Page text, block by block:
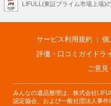
不動産・住宅
不動産査定 マンション専門売却
不動産アーカイブ
空き家バンク
不動産用語集 住まいのお役立ち
アプリ 不動産データ
LIFULL(東証プライム市場上場)
サービス利用規約
個
評価・口コミガイドラ
ご意見
みんなの遺品整理は、株式会社
認定協会、および一般社団法人事件